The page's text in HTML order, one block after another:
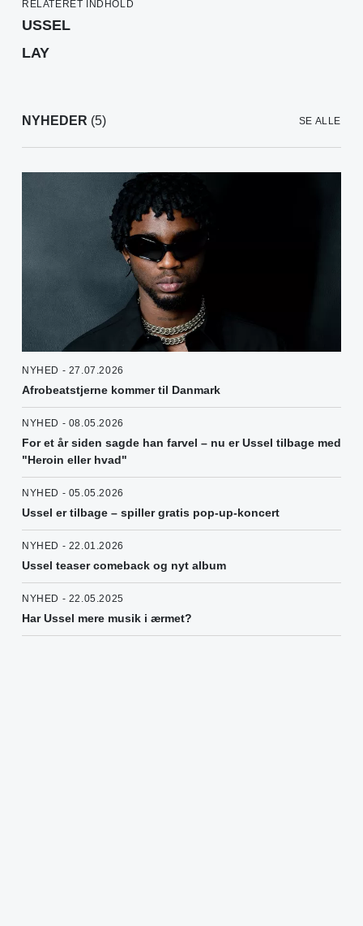
RELATERET INDHOLD
USSEL
LAY
NYHEDER (5) SE ALLE
NYHED - 27.07.2026
Afrobeatstjerne kommer til Danmark
NYHED - 08.05.2026
For et år siden sagde han farvel – nu er Ussel tilbage med
"Heroin eller hvad"
NYHED - 05.05.2026
Ussel er tilbage – spiller gratis pop-up-koncert
NYHED - 22.01.2026
Ussel teaser comeback og nyt album
NYHED - 22.05.2025
Har Ussel mere musik i ærmet?